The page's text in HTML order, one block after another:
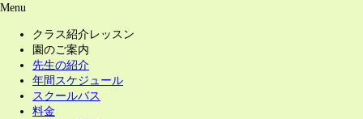
Menu
クラス紹介レッスン
園のご案内
先生の紹介
年間スケジュール
スクールバス
料金